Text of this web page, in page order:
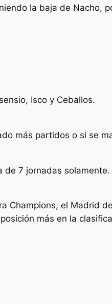
la baja de Nacho,
Isco y Ceballos.
más partidos o si se
7 jornadas
Champions, el Madrid
más en la